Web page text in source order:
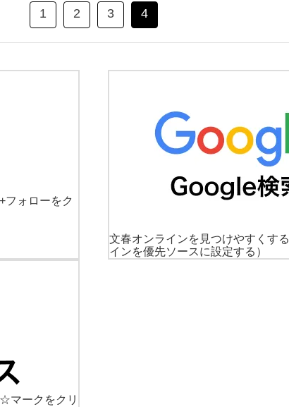
1 2 3 4
フォローをク
文春オンラインを見つけやすくする
インを優先ソースに設定する）
☆マークをクリ